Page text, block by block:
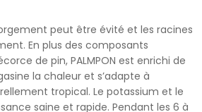
peut être évité et les racines
En plus des composants
de pin, PALMPON est enrichi de
la chaleur et s’adapte à
tropical. Le potassium et le
saine et rapide. Pendant les 6 à